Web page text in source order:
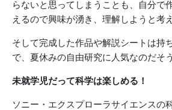
らないと思ってしまうことも、自分で
えるので興味が湧き、理解しようと考
そして完成した作品や解説シートは持
で、夏休みの自由研究に人気なのだそ
未就学児だって科学は楽しめる！
ソニー・エクスプローラサイエンスの